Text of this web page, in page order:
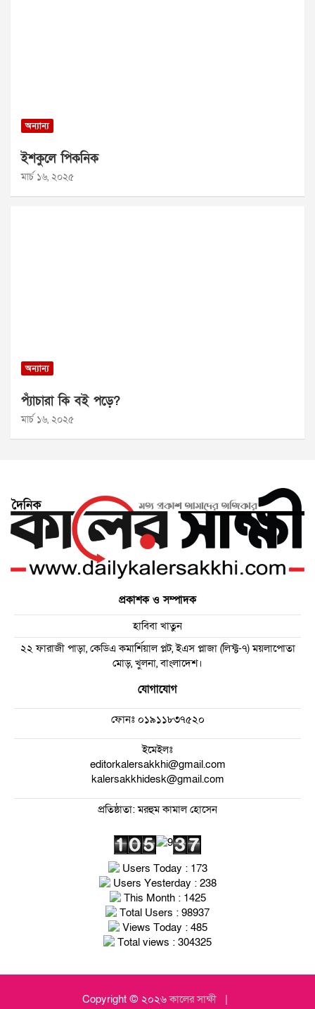
অন্যান্য
ইশকুলে পিকনিক
মার্চ ১৬, ২০২৫
অন্যান্য
প্যাঁচারা কি বই পড়ে?
মার্চ ১৬, ২০২৫
প্রকাশক ও সম্পাদক
হাবিবা খাতুন
২২ ফারাজী পাড়া, কেডিএ কমার্শিয়াল প্লট, ইএস প্লাজা (লিফ্ট-৭) ময়লাপোতা
মোড়, খুলনা, বাংলাদেশ।
যোগাযোগ
ফোনঃ০১৯১১৮৩৭৫২০
ইমেইলঃ
editorkalersakkhi@gmail.com
kalersakkhidesk@gmail.com
প্রতিষ্ঠাতা: মরহুম কামাল হোসেন
Users Today : 173
Users Yesterday : 238
This Month : 1425
Total Users : 98937
Views Today : 485
Total views : 304325
Copyright © ২০২৬কালের সাক্ষী